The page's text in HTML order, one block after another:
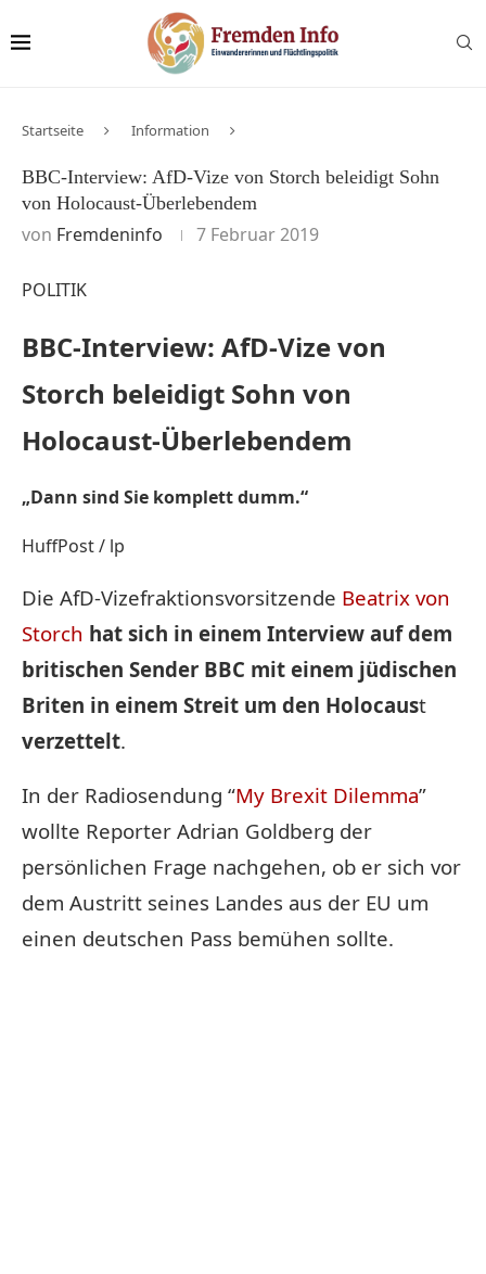
Startseite Information
BBC-Interview: AfD-Vize von Storch beleidigt Sohn
von Holocaust-Überlebendem
von Fremdeninfo 7 Februar 2019
POLITIK
BBC-Interview: AfD-Vize von
Storch beleidigt Sohn von
Holocaust-Überlebendem
„Dann sind Sie komplett dumm.“
HuffPost / lp
Die AfD-Vizefraktionsvorsitzende Beatrix von
Storch hat sich in einem Interview auf dem
britischen Sender BBC mit einem jüdischen
Briten in einem Streit um den Holocaust
verzettelt.
In der Radiosendung “My Brexit Dilemma”
wollte Reporter Adrian Goldberg der
persönlichen Frage nachgehen, ob er sich vor
dem Austritt seines Landes aus der EU um
einen deutschen Pass bemühen sollte.